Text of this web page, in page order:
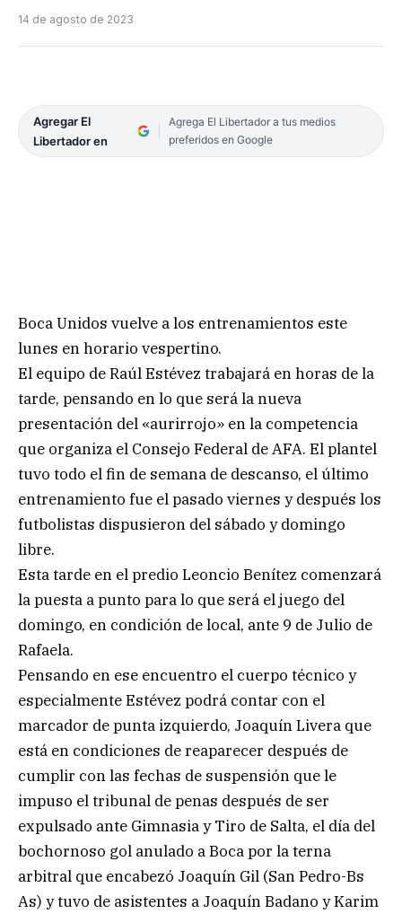
14 de agosto de 2023
Agregar El
Libertador en
Agrega El Libertador a tus medios
preferidos en Google
Boca Unidos vuelve a los entrenamientos este
lunes en horario vespertino.
El equipo de Raúl Estévez trabajará en horas de la
tarde, pensando en lo que será la nueva
presentación del «aurirrojo» en la competencia
que organiza el Consejo Federal de AFA. El plantel
tuvo todo el fin de semana de descanso, el último
entrenamiento fue el pasado viernes y después los
futbolistas dispusieron del sábado y domingo
libre.
Esta tarde en el predio Leoncio Benítez comenzará
la puesta a punto para lo que será el juego del
domingo, en condición de local, ante 9 de Julio de
Rafaela.
Pensando en ese encuentro el cuerpo técnico y
especialmente Estévez podrá contar con el
marcador de punta izquierdo, Joaquín Livera que
está en condiciones de reaparecer después de
cumplir con las fechas de suspensión que le
impuso el tribunal de penas después de ser
expulsado ante Gimnasia y Tiro de Salta, el día del
bochornoso gol anulado a Boca por la terna
arbitral que encabezó Joaquín Gil (San Pedro-Bs
As) y tuvo de asistentes a Joaquín Badano y Karim